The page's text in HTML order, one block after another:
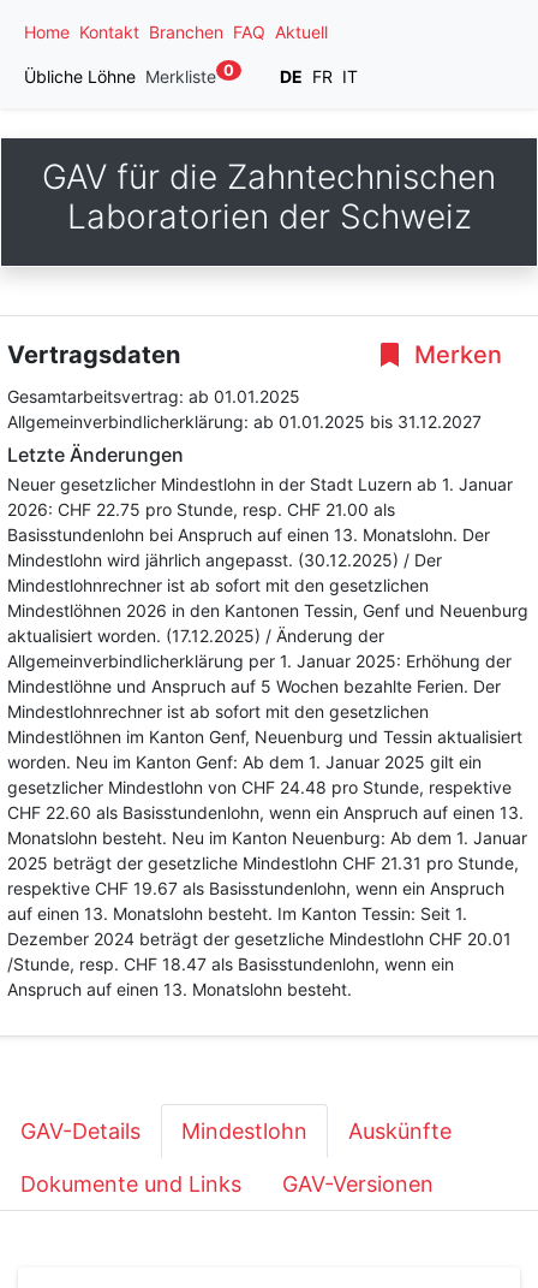
Home Kontakt Branchen FAQ Aktuell
Übliche Löhne Merkliste 0 DE FR IT
GAV für die Zahntechnischen
Laboratorien der Schweiz
Merken
Vertragsdaten
Gesamtarbeitsvertrag: ab 01.01.2025
Allgemeinverbindlicherklärung: ab 01.01.2025 bis 31.12.2027
Letzte Änderungen
Neuer gesetzlicher Mindestlohn in der Stadt Luzern ab 1. Januar
2026: CHF 22.75 pro Stunde, resp. CHF 21.00 als
Basisstundenlohn bei Anspruch auf einen 13. Monatslohn. Der
Mindestlohn wird jährlich angepasst. (30.12.2025) / Der
Mindestlohnrechner ist ab sofort mit den gesetzlichen
Mindestlöhnen 2026 in den Kantonen Tessin, Genf und Neuenburg
aktualisiert worden. (17.12.2025) / Änderung der
Allgemeinverbindlicherklärung per 1. Januar 2025: Erhöhung der
Mindestlöhne und Anspruch auf 5 Wochen bezahlte Ferien. Der
Mindestlohnrechner ist ab sofort mit den gesetzlichen
Mindestlöhnen im Kanton Genf, Neuenburg und Tessin aktualisiert
worden. Neu im Kanton Genf: Ab dem 1. Januar 2025 gilt ein
gesetzlicher Mindestlohn von CHF 24.48 pro Stunde, respektive
CHF 22.60 als Basisstundenlohn, wenn ein Anspruch auf einen 13.
Monatslohn besteht. Neu im Kanton Neuenburg: Ab dem 1. Januar
2025 beträgt der gesetzliche Mindestlohn CHF 21.31 pro Stunde,
respektive CHF 19.67 als Basisstundenlohn, wenn ein Anspruch
auf einen 13. Monatslohn besteht. Im Kanton Tessin: Seit 1.
Dezember 2024 beträgt der gesetzliche Mindestlohn CHF 20.01
/Stunde, resp. CHF 18.47 als Basisstundenlohn, wenn ein
Anspruch auf einen 13. Monatslohn besteht.
GAV-Details Mindestlohn Auskünfte
Dokumente und Links GAV-Versionen